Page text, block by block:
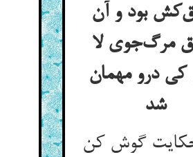
بود و آن
مرگ‌جوی لا
کی درو مهمان
شد
گوش کن